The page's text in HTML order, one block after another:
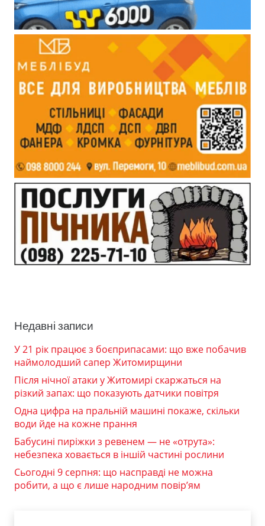
Недавні записи
У 21 рік працює з боєприпасами: що вже побачив
наймолодший сапер Житомирщини
Після нічної атаки у Житомирі скаржаться на
різкий запах: що показують датчики повітря
Одна цифра на пральній машині покаже, скільки
води йде на кожне прання
Бабусині пиріжки з ревенем — не «отрута»:
небезпека ховається в іншій частині рослини
Сьогодні 9 серпня: що насправді не можна
робити, а що є лише народним повір’ям